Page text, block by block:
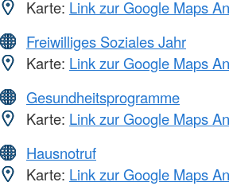
Karte: Link zur Google Maps
Freiwilliges Soziales Jahr
Karte: Link zur Google Maps
Gesundheitsprogramme
Karte: Link zur Google Maps
Hausnotruf
Karte: Link zur Google Maps